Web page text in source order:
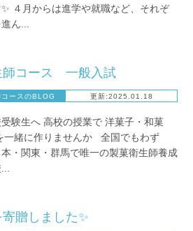
４月からは進学や就職など、それぞ
ん...
師コース 一般入試
ースのBLOG 更新:2025.01.18
験生へ 高校の授業で 洋菓子・和菓
一緒に作りませんか 全国でもわず
・関東・群馬で唯一の製菓衛生師養成
贈しました✨